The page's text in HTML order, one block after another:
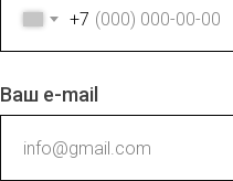
+7
Ваш e-mail